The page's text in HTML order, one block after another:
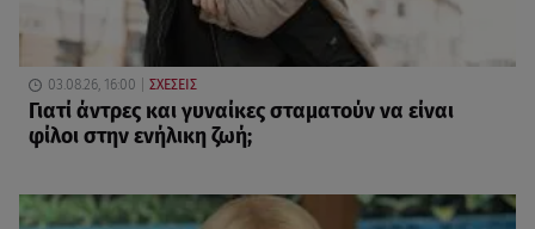
03.08.26, 16:00 ΣΧΕΣΕΙΣ
Γιατί άντρες και γυναίκες σταματούν να είναι
φίλοι στην ενήλικη ζωή;